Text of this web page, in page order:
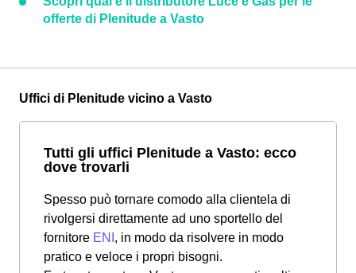
offerte di Plenitude a Vasto
Uffici di Plenitude vicino a Vasto
Tutti gli uffici Plenitude a Vasto: ecco
dove trovarli
Spesso può tornare comodo alla clientela di
rivolgersi direttamente ad uno sportello del
fornitore ENI , in modo da risolvere in modo
pratico e veloce i propri bisogni.